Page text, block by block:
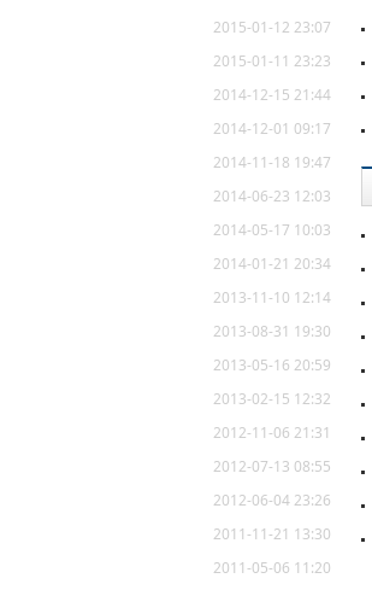
2015-01-12 23:07
2015-01-11 23:23
2014-12-15 21:44
2014-12-01 09:17
2014-11-18 19:47
2014-06-23 12:03
2014-05-17 10:03
2014-01-21 20:34
2013-11-10 12:14
2013-08-31 19:30
2013-05-16 20:59
2013-02-15 12:32
2012-11-06 21:31
2012-07-13 08:55
2012-06-04 23:26
2011-11-21 13:30
2011-05-06 11:20